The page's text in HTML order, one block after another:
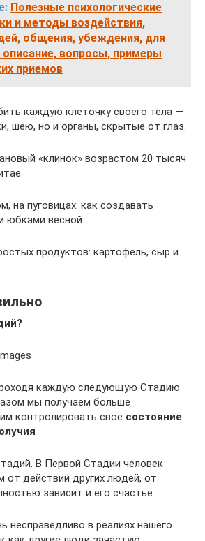
Полезные психологические
и методы воздействия,
общения, убеждения, для
описание, вопросы, примеры
приемов
каждую клеточку своего тела —
шею, но и органы, скрытые от глаз.
«клинок» возрастом 20 тысяч
на пуговицах: как создавать
юбками весной
продуктов: картофель, сыр и
каждую следующую Стадию
мы получаем больше
контролировать свое состояние
В Первой Стадии человек
от действий других людей, от
зависит и его счастье.
несправедливо в реалиях нашего